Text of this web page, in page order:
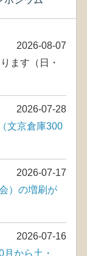
2026-08-07
ます（日・
2026-07-28
文京倉庫300
2026-07-17
）の増刷が
2026-07-16
から土・